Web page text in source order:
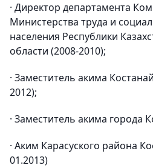
· Директор департамента
Министерства труда и
населения Республики
области (2008-2010);
· Заместитель акима
2012);
· Заместитель акима города
· Аким Карасуского района
01.2013)